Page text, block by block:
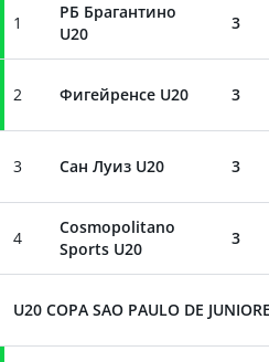
1
РБ Брагантино
U20
3
2 Фигейренсе U20 3
3 Сан Луиз U20 3
4
Cosmopolitano
Sports U20
3
U20 COPA SAO PAULO DE